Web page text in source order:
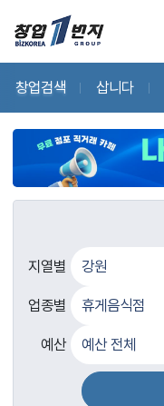
창업검색 삽니다
지열별
업종별
예산